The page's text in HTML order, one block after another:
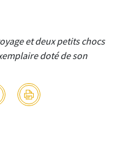
et deux petits chocs
doté de son